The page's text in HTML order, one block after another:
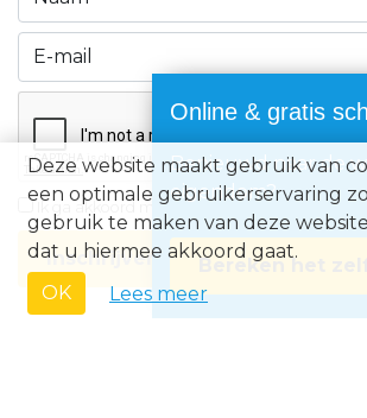
Online & gratis
Benieuwd naar de
eigendom?
Bereken het zelf
Ik ga akkoord met de privacyvoorwaarden
Inschrijven
Deze website maakt gebruik van
een optimale gebruikerservaring
gebruik te maken van deze
dat u hiermee akkoord gaat.
OK
Lees meer